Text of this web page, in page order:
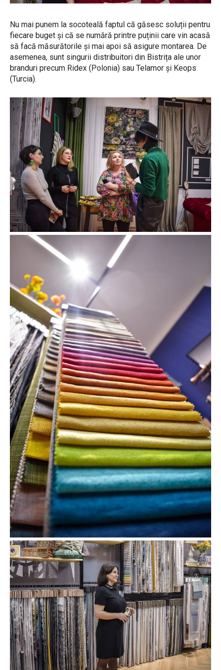
Nu mai punem la socoteală faptul că găsesc soluții pentru
fiecare buget și că se numără printre puținii care vin acasă
să facă măsurătorile și mai apoi să asigure montarea. De
asemenea, sunt singurii distribuitori din Bistrița ale unor
branduri precum Ridex (Polonia) sau Telamor și Keops
(Turcia).